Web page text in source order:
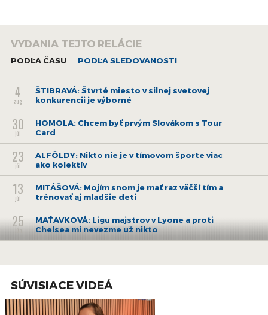
VYDANIA TEJTO RELÁCIE
PODĽA ČASU PODĽA SLEDOVANOSTI
4
aug
ŠTIBRAVÁ: Štvrté miesto v silnej svetovej
konkurencii je výborné
30
júl
HOMOLA: Chcem byť prvým Slovákom s Tour
Card
23
júl
ALFÖLDY: Nikto nie je v tímovom športe viac
ako kolektív
13
júl
MITÁŠOVÁ: Mojím snom je mať raz väčší tím a
trénovať aj mladšie deti
25
jún
MAŤAVKOVÁ: Ligu majstrov v Lyone a proti
Chelsea mi nevezme už nikto
26
HUDEC: Tréner Mitu je dynamický, od neho ide
SÚVISIACE VIDEÁ